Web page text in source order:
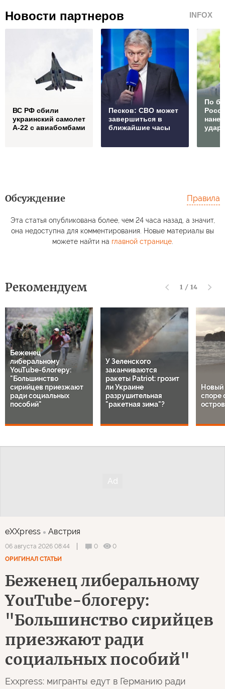
Новости партнеров INFOX
ВС РФ сбили
украинский самолет
А-22 с авиабомбами
Песков: СВО может
завершиться в
ближайшие часы
По
удар
Обсуждение Правила
Эта статья опубликована более, чем 24 часа назад, а значит,
она недоступна для комментирования. Новые материалы вы
можете найти на главной странице.
Рекомендуем 1 / 14
Беженец
либеральному
YouTube-блогеру:
"Большинство
сирийцев приезжают
ради социальных
пособий"
У Зеленского
заканчиваются
ракеты Patriot: грозит
ли Украине
разрушительная
"ракетная зима"?
Новый
споре
eXXpress Австрия
06 августа 2026 08:44 0
0
ОРИГИНАЛ СТАТЬИ
Беженец либеральному
YouTube-блогеру:
"Большинство сирийцев
приезжают ради
социальных пособий"
Exxpress: мигранты едут в Германию ради